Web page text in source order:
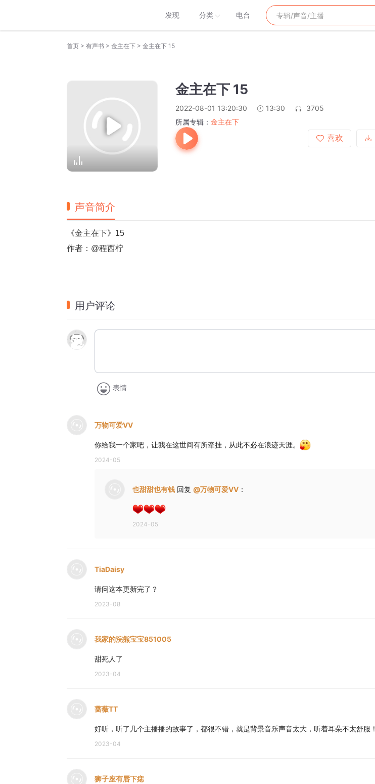
发现 分类 电台
首页 > 有声书 > 金主在下 > 金主在下 15
金主在下 15
2022-08-01 13:20:30 13:30
3705
所属专辑： 金主在下
喜欢
声音简介
《金主在下》15
作者：@程西柠
用户评论
表情
万物可爱VV
你给我一个家吧，让我在这世间有所牵挂，从此不必在浪迹天涯。
2024-05
也甜甜也有钱 回复 @万物可爱VV ：
2024-05
TiaDaisy
请问这本更新完了？
2023-08
我家的浣熊宝宝851005
甜死人了
2023-04
蔷薇TT
好听，听了几个主播播的故事了，都很不错，就是背景音乐声音太大，听着耳朵不太舒服！
2023-04
狮子座有唇下痣